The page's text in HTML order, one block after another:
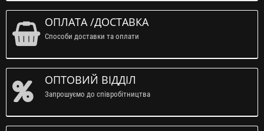
ОПЛАТА /ДОСТАВКА
Способи доставки та оплати
ОПТОВИЙ ВІДДІЛ
Запрошуємо до співробітництва